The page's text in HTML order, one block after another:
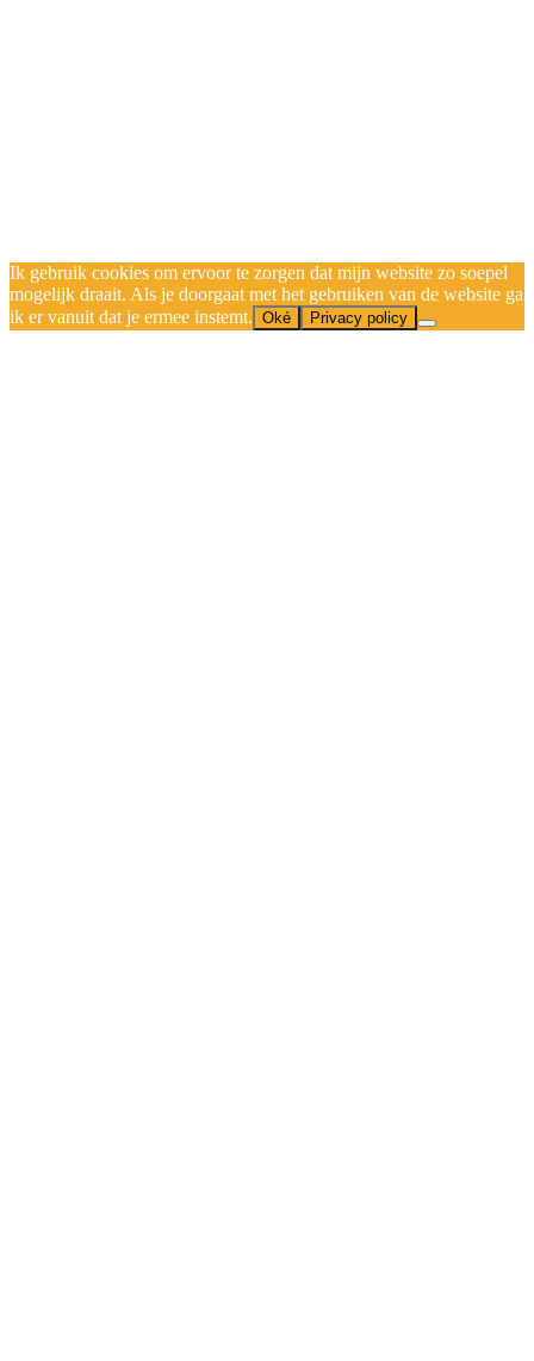
Ik gebruik cookies om ervoor te zorgen dat mijn website zo soepel
mogelijk draait. Als je doorgaat met het gebruiken van de website ga
ik er vanuit dat je ermee instemt. Oké Privacy policy